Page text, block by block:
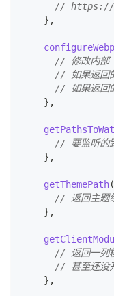
// https://
} ,
// 修改内部
// 如果返回
// 如果返回
} ,
// 要监听的
} ,
getThemePath(
// 返回主题
} ,
// 返回一列
// 甚至还没
} ,